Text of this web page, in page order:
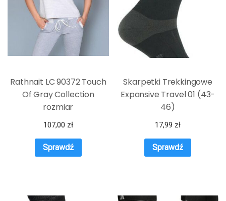
Rathnait LC 90372 Touch
Of Gray Collection
rozmiar
107,00 zł
Sprawdź
Skarpetki Trekkingowe
Expansive Travel 01 (43-
46)
17,99 zł
Sprawdź